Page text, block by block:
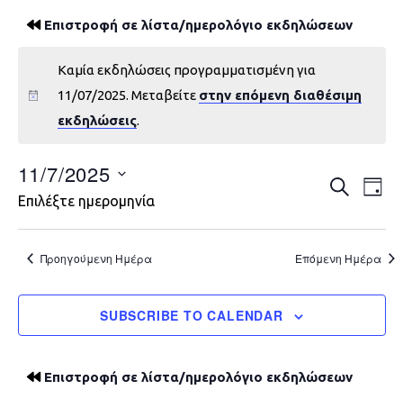
Επιστροφή σε λίστα/ημερολόγιο εκδηλώσεων
Καμία εκδηλώσεις προγραμματισμένη για
11/07/2025. Μεταβείτε στην επόμενη διαθέσιμη
εκδηλώσεις.
Search
and
Views
DAY
11/7/2025
Επιλέξτε ημερομηνία
Προηγούμενη Ημέρα Επόμενη Ημέρα
SUBSCRIBE TO CALENDAR
Επιστροφή σε λίστα/ημερολόγιο εκδηλώσεων